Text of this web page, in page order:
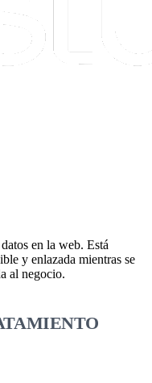
en la web. Está
y enlazada mientras se
al negocio.